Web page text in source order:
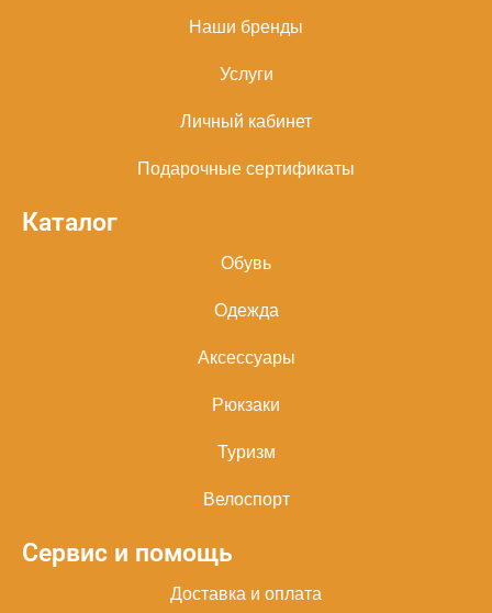
Наши бренды
Услуги
Личный кабинет
Подарочные сертификаты
Каталог
Обувь
Одежда
Аксессуары
Рюкзаки
Туризм
Велоспорт
Сервис и помощь
Доставка и оплата